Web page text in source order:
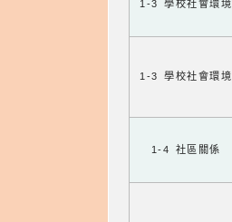
1-3 學校社會環境
1-3 學校社會環境
1-4 社區關係